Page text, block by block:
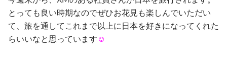
とっても良い時期なのでぜひお花見も楽しんでいただい
て、旅を通してこれまで以上に日本を好きになってくれた
らいいなと思っています ☺︎